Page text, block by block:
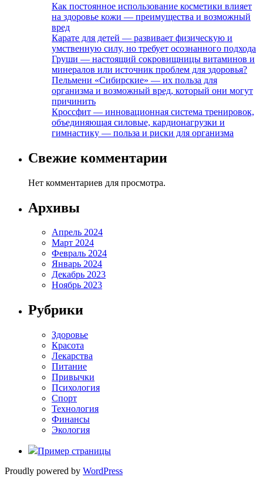
Как постоянное использование косметики влияет
на здоровье кожи — преимущества и возможный
вред
Карате для детей — развивает физическую и
умственную силу, но требует осознанного подхода
Груши — настоящий сокровищницы витаминов и
минералов или источник проблем для здоровья?
Пельмени «Сибирские» — их польза для
организма и возможный вред, который они могут
причинить
Кроссфит — инновационная система тренировок,
объединяющая силовые, кардионагрузки и
гимнастику — польза и риски для организма
Свежие комментарии
Нет комментариев для просмотра.
Архивы
Апрель 2024
Март 2024
Февраль 2024
Январь 2024
Декабрь 2023
Ноябрь 2023
Рубрики
Здоровье
Красота
Лекарства
Питание
Привычки
Психология
Спорт
Технология
Финансы
Экология
Пример страницы
Proudly powered by WordPress